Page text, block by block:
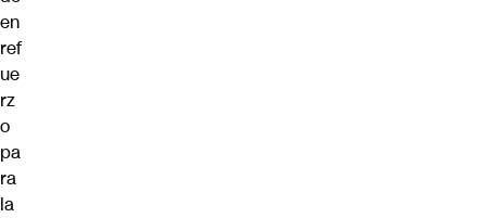
en
ref
ue
rz
o
pa
ra
la